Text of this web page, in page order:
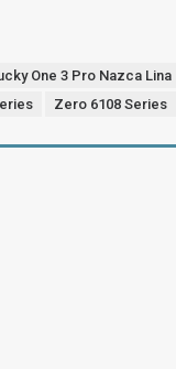
One 3 Pro Nazca Lina
Zero 6108 Series